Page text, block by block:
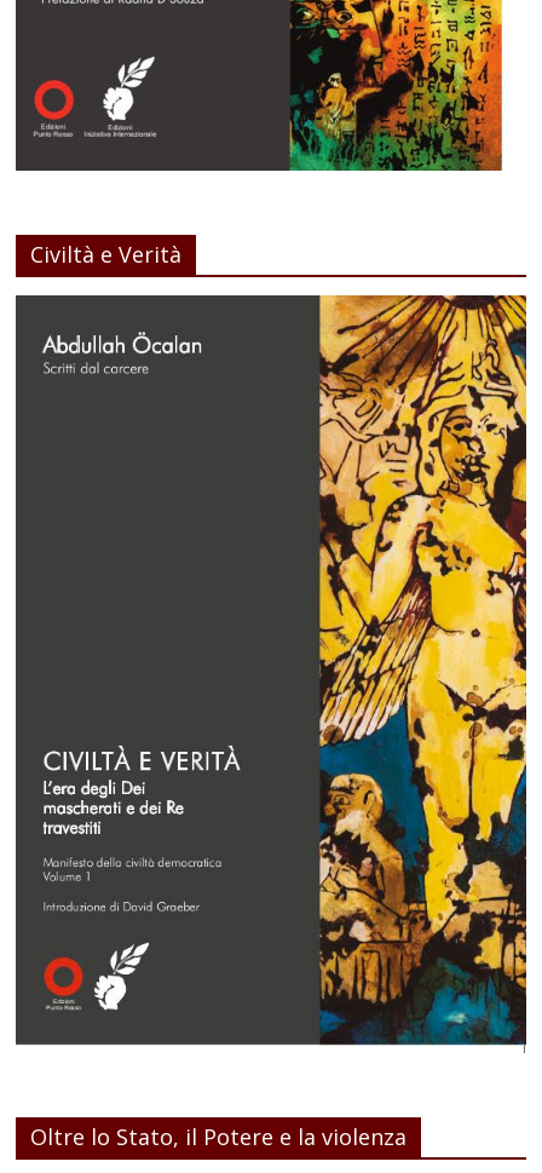
Civiltà e Verità
Oltre lo Stato, il Potere e la violenza